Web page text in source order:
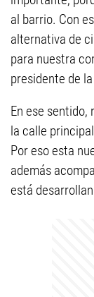
al barrio. Con
alternativa de
para nuestra
presidente de
En ese sentido,
la calle
Por eso esta
además
está